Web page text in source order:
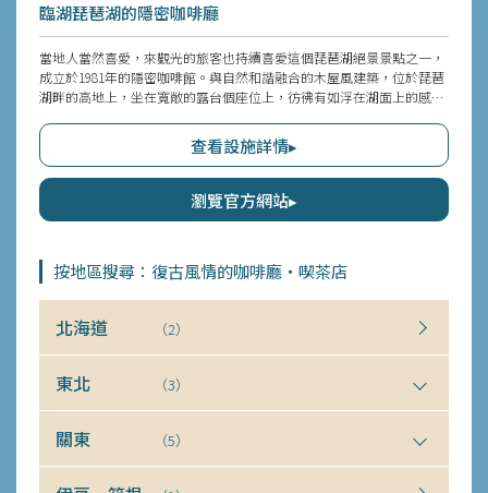
臨湖琵琶湖的隱密咖啡廳
當地人當然喜愛，來觀光的旅客也持續喜愛這個琵琶湖絕景景點之一，
成立於1981年的隱密咖啡館。與自然和諧融合的木屋風建築，位於琵琶
湖畔的高地上，坐在寬敞的露台個座位上，彷彿有如浮在湖面上的感
心的味道的菜單，一邊眺望因季節和時間而呈現不同表情的湖面，一邊
享受悠閒流動的時間。
查看設施詳情▸
瀏覽官方網站▸
按地區搜尋：復古風情的咖啡廳・喫茶店
北海道 （2）
東北 （3）
關東 （5）